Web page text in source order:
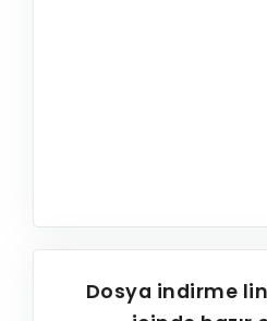
Dosya indirme